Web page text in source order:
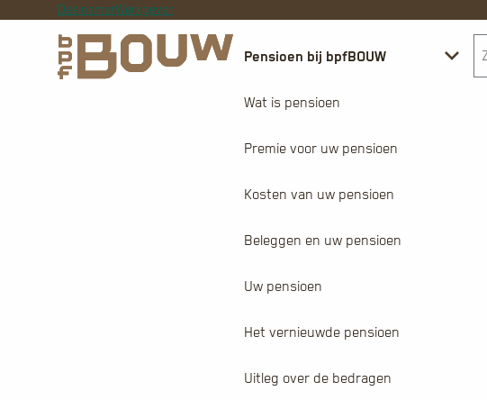
DeelnemerWerkgever
Pensioen bij bpfBOUW
Wat is pensioen
Premie voor uw pensioen
Kosten van uw pensioen
Beleggen en uw pensioen
Uw pensioen
Het vernieuwde pensioen
Uitleg over de bedragen